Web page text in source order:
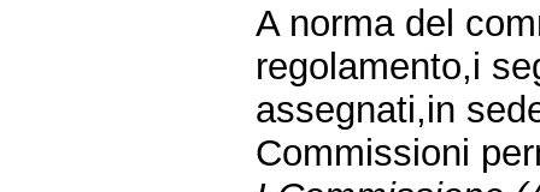
A norma del
regolamento,i
assegnati,in
Commissioni